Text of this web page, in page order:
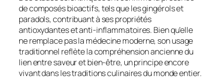
de composés bioactifs, tels que les gingérols et
paradols, contribuant à ses propriétés
antioxydantes et anti-inflammatoires. Bien qu’elle
ne remplace pas la médecine moderne, son usage
traditionnel reflète la compréhension ancienne du
lien entre saveur et bien-être, un principe encore
vivant dans les traditions culinaires du monde entier.